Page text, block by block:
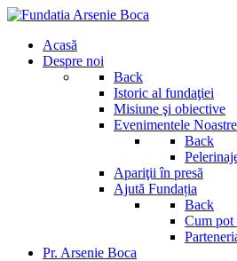
Acasă
Despre noi
Back
Istoric al fundaţiei
Misiune şi obiective
Evenimentele Noastre
Back
Apariţii în presă
Ajută Fundația
Back
Cum pot
Pr. Arsenie Boca